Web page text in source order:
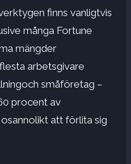
finns vanligtvis
många Fortune
mängder
arbetsgivare
och småföretag –
procent av
att förlita sig